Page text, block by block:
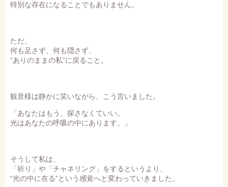
特別な存在になることでもありません。
ただ、
何も足さず、何も隠さず、
“ありのままの私”に戻ること。
観音様は静かに笑いながら、こう言いました。
「あなたはもう、探さなくていい。
光はあなたの呼吸の中にあります。」
そうして私は、
「祈り」や「チャネリング」をするというより、
“光の中に在る”という感覚へと変わっていきました。